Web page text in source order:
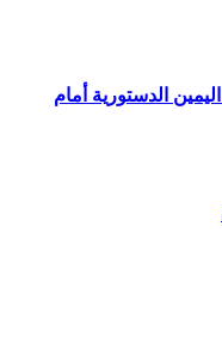
الدستورية أمام